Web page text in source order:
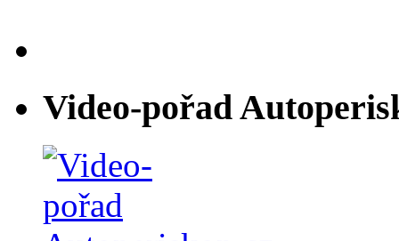
Video-pořad